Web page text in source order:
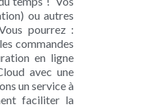
ou autres
pourrez :
commandes
en ligne
avec une
un service à
faciliter la